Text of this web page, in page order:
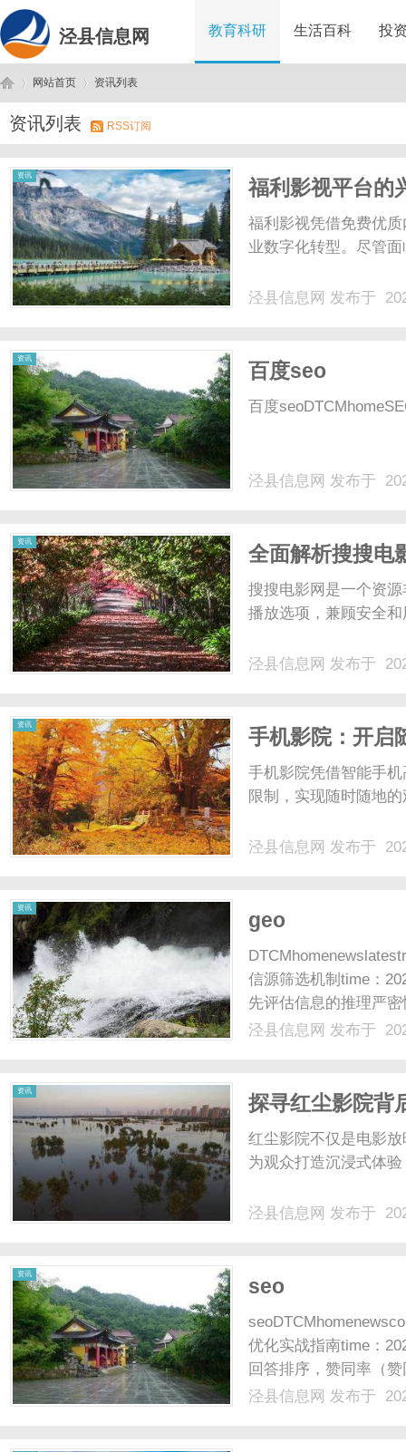
泾县信息网 教育科研 生活百科 投
泾 ›
网站首页
›
资讯列表
资讯列表 RSS订阅
资讯
福利影视平台的
福利影视凭借免费优
业数字化转型。尽管
泾县信息网 发布于
资讯
百度seo
百度
泾县信息网 发布于
资讯
全面解析搜搜电
搜搜电影网是一个资
播放选项，兼顾安全
泾县信息网 发布于
资讯
手机影院：开启
手机影院凭借智能手
限制，实现随时随地
泾县信息网 发布于
资讯
geo
信源筛选机制time：
先评估信息的推理严
以B”的完整因果链条
泾县信息网 发布于
资讯
探寻红尘影院背
红尘影院不仅是电影
为观众打造沉浸式体
泾县信息网 发布于
资讯
seo
优化实战指南time：
回答排序，赞同率（
著压低排名。90%以
泾县信息网 发布于